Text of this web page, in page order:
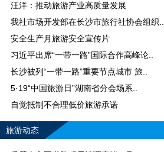
汪洋：推动旅游产业高质量发展
我社市场开发部在长沙市旅行社协会组织..
安全生产月旅游安全宣传片
习近平出席“一带一路”国际合作高峰论..
长沙被列“一带一路”重要节点城市 旅..
5·19“中国旅游日”湖南省分会场系..
自觉抵制不合理低价旅游承诺
旅游动态